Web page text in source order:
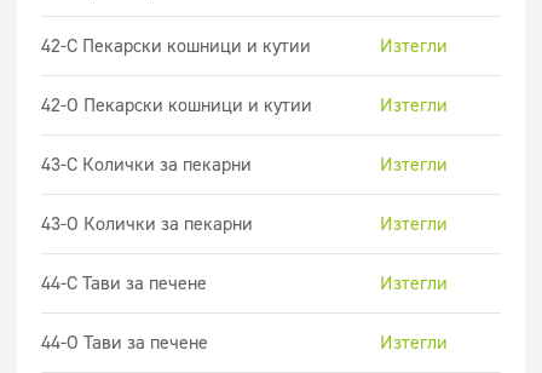
42-C Пекарски кошници и кутии Изтегли
42-О Пекарски кошници и кутии Изтегли
43-C Колички за пекарни Изтегли
43-O Колички за пекарни Изтегли
44-C Тави за печене Изтегли
44-O Тави за печене Изтегли